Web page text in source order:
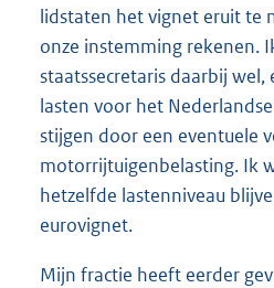
lidstaten het vignet eruit te
onze instemming rekenen.
staatssecretaris daarbij
lasten voor het
stijgen door een eventuele
motorrijtuigenbelasting. Ik
hetzelfde lastenniveau
eurovignet.
Mijn fractie heeft eerder